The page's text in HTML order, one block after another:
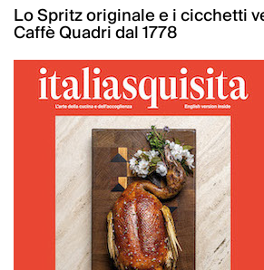
Lo Spritz originale e i cicchetti
Caffè Quadri dal 1778